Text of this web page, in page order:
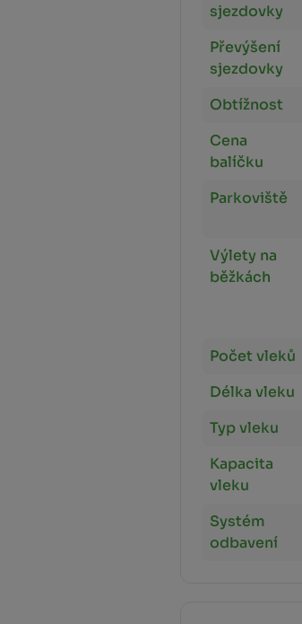
sjezdovky
Převýšení
sjezdovky
Obtížnost
Cena
balíčku
Parkoviště
Výlety na
běžkách
Počet vleků
Délka vleku
Typ vleku
Kapacita
vleku
Systém
odbavení